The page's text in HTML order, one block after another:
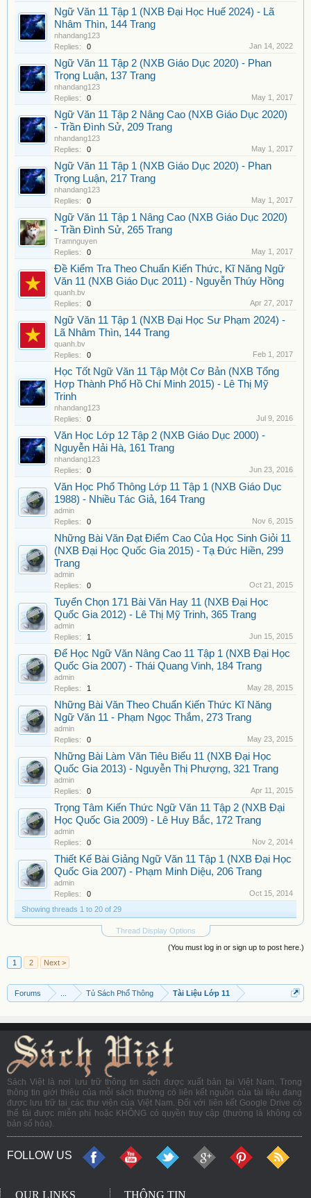
Ngữ Văn 11 Tập 1 (NXB Đại Học Huế 2024) - Lã
Nhâm Thìn, 144 Trang
nhandang123
Replies:
0 Jan 14, 2022
Ngữ Văn 11 Tập 2 (NXB Giáo Dục 2020) - Phan
Trọng Luận, 137 Trang
nhandang123
Replies:
0 May 1, 2017
Ngữ Văn 11 Tập 2 Nâng Cao (NXB Giáo Dục 2020)
- Trần Đình Sử, 209 Trang
nhandang123
Replies:
0 May 1, 2017
Ngữ Văn 11 Tập 1 (NXB Giáo Dục 2020) - Phan
Trọng Luận, 217 Trang
nhandang123
Replies:
0 May 1, 2017
Ngữ Văn 11 Tập 1 Nâng Cao (NXB Giáo Dục 2020)
- Trần Đình Sử, 265 Trang
Tramnguyen
Replies:
0 May 1, 2017
Đề Kiểm Tra Theo Chuẩn Kiến Thức, Kĩ Năng Ngữ
Văn 11 (NXB Giáo Dục 2011) - Nguyễn Thúy Hồng
quanh.bv
Replies:
0 Apr 27, 2017
Ngữ Văn 11 Tập 1 (NXB Đại Học Sư Phạm 2024) -
Lã Nhâm Thìn, 144 Trang
quanh.bv
Replies:
0 Feb 1, 2017
Học Tốt Ngữ Văn 11 Tập Một Cơ Bản (NXB Tổng
Hợp Thành Phố Hồ Chí Minh 2015) - Lê Thị Mỹ
Trinh
nhandang123
Replies:
0 Jul 9, 2016
Văn Học Lớp 12 Tập 2 (NXB Giáo Dục 2000) -
Nguyễn Hải Hà, 161 Trang
nhandang123
Replies:
0 Jun 23, 2016
Văn Học Phổ Thông Lớp 11 Tập 1 (NXB Giáo Dục
1988) - Nhiều Tác Giả, 164 Trang
admin
Replies:
0 Nov 6, 2015
Những Bài Văn Đạt Điểm Cao Của Học Sinh Giỏi 11
(NXB Đại Học Quốc Gia 2015) - Tạ Đức Hiền, 299
Trang
admin
Replies:
0 Oct 21, 2015
Tuyển Chọn 171 Bài Văn Hay 11 (NXB Đại Học
Quốc Gia 2012) - Lê Thị Mỹ Trinh, 365 Trang
admin
Replies:
1 Jun 15, 2015
Để Học Ngữ Văn Nâng Cao 11 Tập 1 (NXB Đại Học
Quốc Gia 2007) - Thái Quang Vinh, 184 Trang
admin
Replies:
1 May 28, 2015
Những Bài Văn Theo Chuẩn Kiến Thức Kĩ Năng
Ngữ Văn 11 - Phạm Ngọc Thắm, 273 Trang
admin
Replies:
0 May 23, 2015
Những Bài Làm Văn Tiêu Biểu 11 (NXB Đại Học
Quốc Gia 2013) - Nguyễn Thị Phượng, 321 Trang
admin
Replies:
0 Apr 11, 2015
Trọng Tâm Kiến Thức Ngữ Văn 11 Tập 2 (NXB Đại
Học Quốc Gia 2009) - Lê Huy Bắc, 172 Trang
admin
Replies:
0 Nov 2, 2014
Thiết Kế Bài Giảng Ngữ Văn 11 Tập 1 (NXB Đại Học
Quốc Gia 2007) - Phạm Minh Diệu, 206 Trang
admin
Replies:
0
Oct 15, 2014
Showing threads 1 to 20 of 29
Thread Display Options
(You must log in or sign up to post here.)
1
2 Next >
Forums Tủ Sách Phổ Thông Tài Liệu Lớp 11
Sách Việt là nơi lưu trữ thông tin sách được xuất bản tại Việt Nam. Trong
thông tin giới thiệu của mỗi sách thường có liên kết nguồn của tài liệu đang
được lưu trữ tại các thư viện của Việt Nam. Đối với liên kết Google Drive có
thể tải được miễn phí hoặc KHÔNG có quyền truy cập (thường là không có
bản số hóa).
FOLLOW US
OUR LINKS THÔNG TIN